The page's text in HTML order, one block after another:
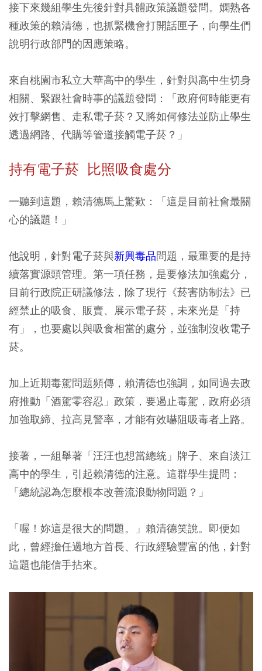
接下來幾組學生先後針對具體政策議題發問。嫻熟各
種政策的賴清德，也抓緊機會打開話匣子，向學生們
說明行政部門的因應策略。
來自桃園市私立大華高中的學生，針對與高中生切身
相關、緊跟社會時事的議題發問：「政府何時能更有
效打擊網售、走私電子菸？又將如何修法並防止學生
透過網路、代購等管道接觸電子菸？」
持有電子菸 比照吸食處分
一聽到這題，賴清德馬上驚歎：「這是目前社會最關
心的議題！」
他說明，針對電子菸與新興毒品問題，最重要的是持
續落實源頭管理。第一項任務，是要修法加強處分，
目前行政院正研議修法，除了現行《菸害防制法》已
經禁止的吸食、販賣、展示電子菸，未來光是「持
有」，也要處以與吸食相當的處分，並強制沒收電子
菸。
加上近期毒駕問題頻傳，賴清德也強調，如同過去政
府推動「酒駕零容忍」政策，要遏止毒駕，政府必須
加強取締、拉高見警率，才能有效嚇阻吸毒者上路。
接著，一組舉著「汪汪也想當總統」牌子、來自淡江
高中的學生，引起賴清德的注意。這群學生提問：
「總統認為怎麼根本改善流浪動物問題？」
「喔！妳這是很大的問題。」賴清德笑說。即便如
此，曾經擔任過地方首長、行政經驗豐富的他，針對
這題也能信手拈來。